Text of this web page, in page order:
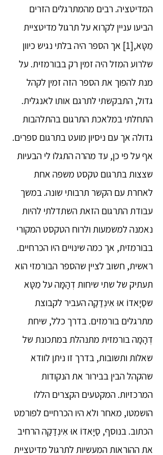
המדיטציה. רבים מהמתרגלים הזרים
הביעו עניין לקרוא על תרגול מדיטציית
מֵטָּא,[1] אך הספר היה בלתי נגיש כיוון
שלרוע המזל היה זמין רק בבורמזית. על
מנת להפוך את הספר הזה זמין לקהל
גדול, התבקשתי לתרגם אותו לאנגלית.
התחלתי במלאכת התרגום בהתלהבות
גדולה אך עם ניסיון מועט בתרגום ספרים.
אף על פי כן, עד מהרה התגלו לי הבעיות
שצצות בתרגום טקסט משפה אחת
לאחרת עם הקשר תרבותי שונה. במשך
עבודת התרגום הזאת השתדלתי להיות
נאמנה למשמעות ולרוח הטקסט המקורי
בבורמזית, אך כמה שינויים היו הכרחיים.
ראשית, חשוב לציין שהספר הבורמזי הוא
תעתיק של שתי שיחות דְהָמָּה על מֵטָּא
שסַיָאדוֹ אוּ אִינְדַקַה העביר לקבוצת
מתרגלים בורמזים. בדרך כלל, שיחת
דְהָמָּה בורמזית מתנהלת במתכונת של
שאלות ותשובות, בדרך זו ניתן לוודא
שהקהל הבין בבירור את הנקודות
המרכזיות. המקטעים הקצרים הללו
הושמטו, מאחר ולא היו הכרחיים לפורמט
הכתוב. בנוסף, סַיָאדוֹ אוּ אִינְדַקַה הרחיב
את ההוראות המעשיות לתרגול מדיטציית